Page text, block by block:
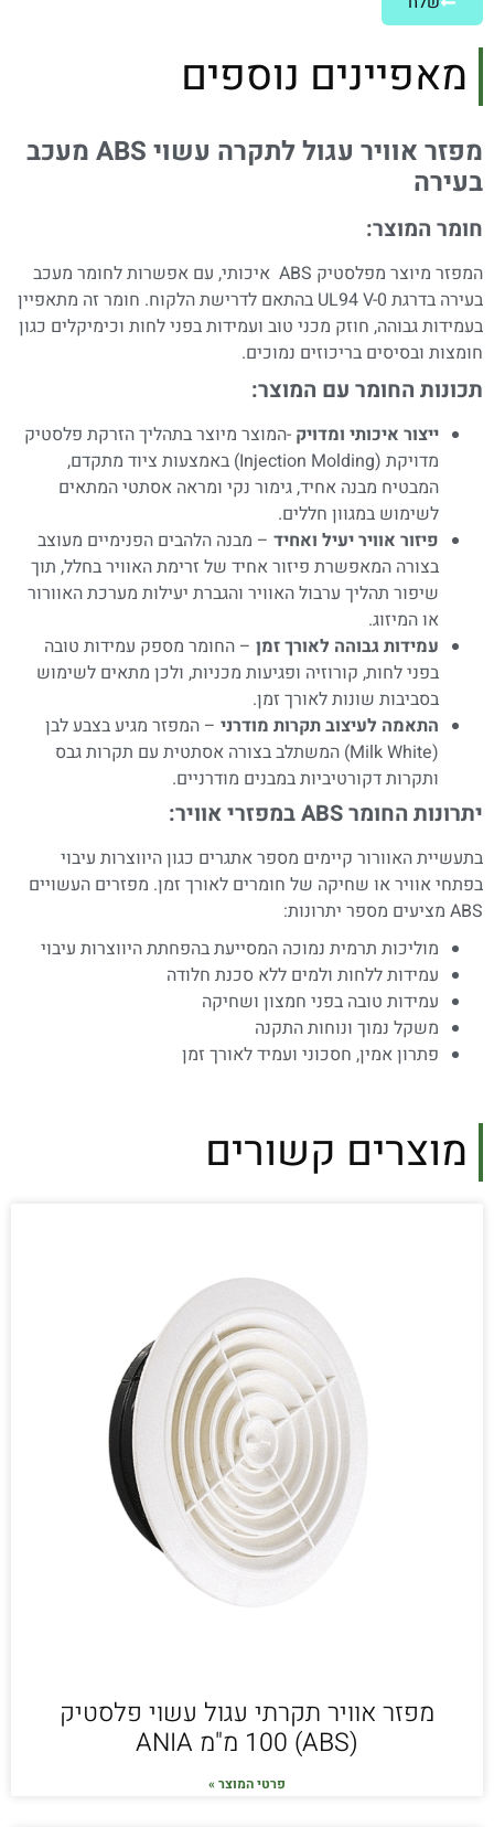
מאפיינים נוספים
מפזר אוויר עגול לתקרה עשוי
מעכב
בעירה
חומר המוצר:
המפזר מיוצר מפלסטיק ABS איכותי, עם אפשרות לחומר מעכב
בעירה בדרגת UL94 V-0 בהתאם לדרישת הלקוח. חומר זה מתאפיין
בעמידות גבוהה, חוזק מכני טוב ועמידות בפני לחות וכימיקלים כגון
חומצות ובסיסים בריכוזים נמוכים.
תכונות החומר עם המוצר:
ייצור איכותי ומדויק -המוצר מיוצר בתהליך הזרקת פלסטיק
מדויקת (Injection Molding) באמצעות ציוד מתקדם,
המבטיח מבנה אחיד, גימור נקי ומראה אסתטי המתאים
לשימוש במגוון חללים.
פיזור אוויר יעיל ואחיד – מבנה הלהבים הפנימיים מעוצב
בצורה המאפשרת פיזור אחיד של זרימת האוויר בחלל, תוך
שיפור תהליך ערבול האוויר והגברת יעילות מערכת האוורור
או המיזוג.
עמידות גבוהה לאורך זמן – החומר מספק עמידות טובה
בפני לחות, קורוזיה ופגיעות מכניות, ולכן מתאים לשימוש
בסביבות שונות לאורך זמן.
התאמה לעיצוב תקרות מודרני – המפזר מגיע בצבע לבן
(Milk White) המשתלב בצורה אסתטית עם תקרות גבס
ותקרות דקורטיביות במבנים מודרניים.
יתרונות החומר ABS במפזרי אוויר:
בתעשיית האוורור קיימים מספר אתגרים כגון היווצרות עיבוי
בפתחי אוויר או שחיקה של חומרים לאורך זמן. מפזרים העשויים
ABS מציעים מספר יתרונות:
מוליכות תרמית נמוכה המסייעת בהפחתת היווצרות עיבוי
עמידות ללחות ולמים ללא סכנת חלודה
עמידות טובה בפני חמצון ושחיקה
משקל נמוך ונוחות התקנה
פתרון אמין, חסכוני ועמיד לאורך זמן
מוצרים קשורים
מפזר אוויר תקרתי עגול עשוי פלסטיק
(ABS) 100 מ"מ ANIA
פרטי המוצר »